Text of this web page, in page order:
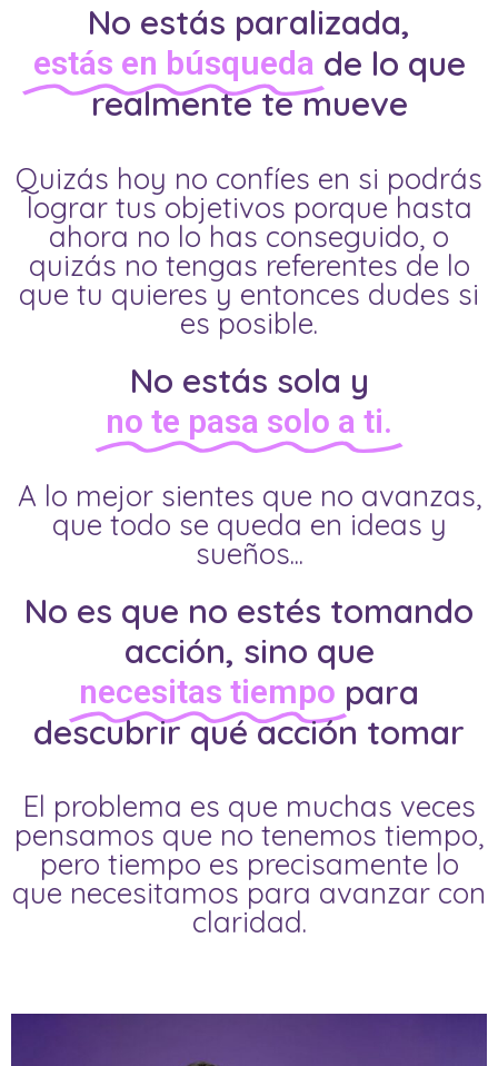
No estás paralizada,
estás en búsqueda de lo que
realmente te mueve
Quizás hoy no confíes en si podrás
lograr tus objetivos porque hasta
ahora no lo has conseguido, o
quizás no tengas referentes de lo
que tu quieres y entonces dudes si
es posible.
No estás sola y
no te pasa solo a ti.
A lo mejor sientes que no avanzas,
que todo se queda en ideas y
sueños...
No es que no estés tomando
acción, sino que
necesitas tiempo para
descubrir qué acción tomar
El problema es que muchas veces
pensamos que no tenemos tiempo,
pero tiempo es precisamente lo
que necesitamos para avanzar con
claridad.